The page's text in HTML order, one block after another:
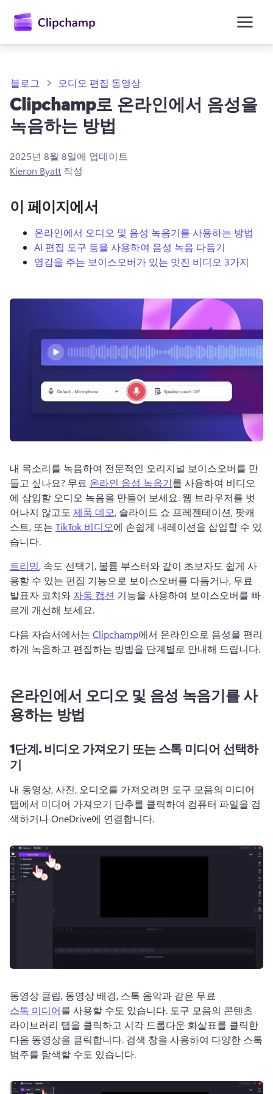
로
블로그 오디오 편집 동영상
Clipchamp로 온라인에서 음성을
녹음하는 방법
2025년 8월 8일에 업데이트
Kieron Byatt 작성
이 페이지에서
온라인에서 오디오 및 음성 녹음기를 사용하는 방법
AI 편집 도구 등을 사용하여 음성 녹음 다듬기
영감을 주는 보이스오버가 있는 멋진 비디오 3가지
내 목소리를 녹음하여 전문적인 오리지널 보이스오버를 만
들고 싶나요? 무료 온라인 음성 녹음기를 사용하여 비디오
에 삽입할 오디오 녹음을 만들어 보세요. 웹 브라우저를 벗
어나지 않고도 제품 데모, 슬라이드 쇼 프레젠테이션, 팟캐
스트, 또는 TikTok 비디오에 손쉽게 내레이션을 삽입할 수 있
습니다.
트리밍, 속도 선택기, 볼륨 부스터와 같이 초보자도 쉽게 사
용할 수 있는 편집 기능으로 보이스오버를 다듬거나, 무료
발표자 코치와 자동 캡션 기능을 사용하여 보이스오버를 빠
르게 개선해 보세요.
다음 자습서에서는 Clipchamp에서 온라인으로 음성을 편리
하게 녹음하고 편집하는 방법을 단계별로 안내해 드립니다.
온라인에서 오디오 및 음성 녹음기를 사
용하는 방법
1단계.비디오 가져오기 또는 스톡 미디어 선택하
기
내 동영상, 사진, 오디오를 가져오려면 도구 모음의 미디어
탭에서 미디어 가져오기 단추를 클릭하여 컴퓨터 파일을 검
색하거나 OneDrive에 연결합니다.
동영상 클립, 동영상 배경, 스톡 음악과 같은 무료
스톡 미디어를 사용할 수도 있습니다. 도구 모음의 콘텐츠
라이브러리 탭을 클릭하고 시각 드롭다운 화살표를 클릭한
다음 동영상을 클릭합니다. 검색 창을 사용하여 다양한 스톡
범주를 탐색할 수도 있습니다.